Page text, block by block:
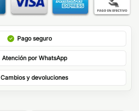
Pago seguro
Atención por WhatsApp
Cambios y devoluciones